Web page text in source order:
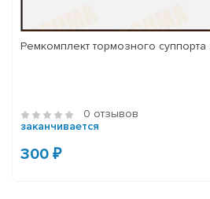
Ремкомплект тормозного суппорта
0 отзывов
заканчивается
300 ₽